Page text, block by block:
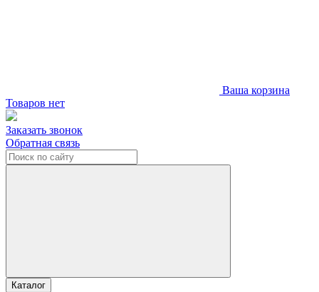
Ваша корзина
Товаров нет
Заказать звонок
Обратная связь
Каталог